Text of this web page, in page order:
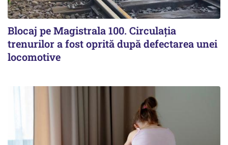
Blocaj pe Magistrala 100. Circulația
trenurilor a fost oprită după defectarea unei
locomotive